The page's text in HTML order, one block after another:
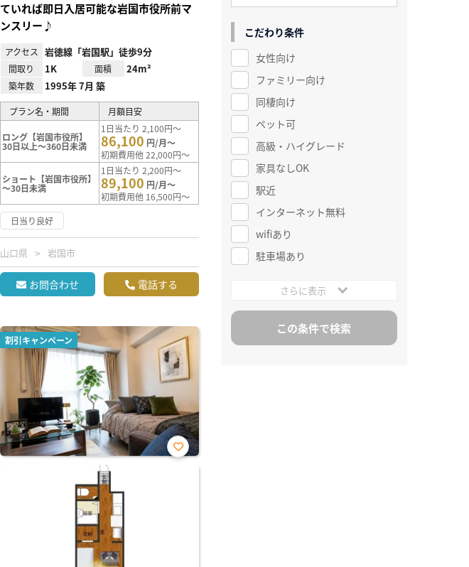
ていれば即日入居可能な岩国市役所前マ
ンスリー♪
アクセス 岩徳線「岩国駅」徒歩9分
間取り 1K 面積 24m²
築年数 1995年 7月 築
プラン名・期間 月額目安
ロング【岩国市役所】
30日以上～360日未満
1日当たり 2,100円～
86,100 円/月～
初期費用他 22,000円～
ショート【岩国市役所】
～30日未満
1日当たり 2,200円～
89,100 円/月～
初期費用他 16,500円～
日当り良好
山口県 岩国市
お問合わせ 電話する
割引キャンペーン
お気
こだわり条件
女性向け
ファミリー向け
同棲向け
ペット可
高級・ハイグレード
家具なしOK
駅近
インターネット無料
wifiあり
駐車場あり
さらに表示